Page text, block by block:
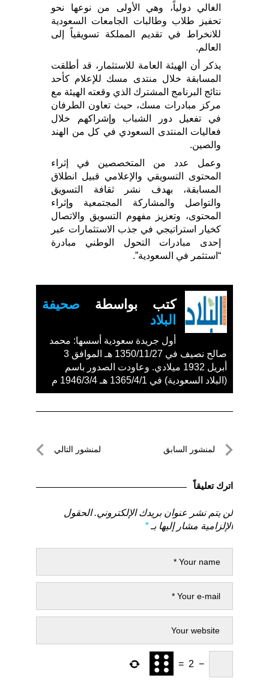
الغالي دولياً، وهي الأولى من نوعها نحو
تحفيز طلاب وطالبات الجامعات السعودية
للانخراط في تقديم المملكة تسويقياً إلى
العالم.
يذكر أن الهيئة العامة للاستثمار، قد أطلقت
المسابقة خلال منتدى مسك للإعلام كأحد
نتائج البرنامج المشترك الذي وقعته الهيئة مع
مركز مبادرات مسك، حيث تعاون الطرفان
في تفعيل دور الشباب وإشراكهم خلال
فعاليات المنتدى السعودي في كل من الهند
والصين.
وعمل عدد من المتخصصين في إثراء
المحتوى التسويقي والإعلامي قبيل انطلاق
المسابقة، بهدف نشر ثقافة التسويق
والتواصل والمشاركة المجتمعية وإثراء
المحتوى، وتعزيز مفهوم التسويق والاتصال
كخيار استراتيجي في جذب الاستثمارات عبر
إحدى مبادرات التحول الوطني مبادرة
“استثمر في السعودية”.
كتب بواسطة صحيفة
البلاد
أول جريدة سعودية أسسها: محمد
صالح نصيف في 1350/11/27 هـ الموافق 3
أبريل 1932 ميلادي. وعاودت الصدور باسم
(البلاد السعودية) في 1365/4/1 هـ 1946/3/4 م
تصفّحلمنشور السابق
السابق
لمنشور التالي
اترك تعليقاً
لن يتم نشر عنوان بريدك الإلكتروني. الحقول
الإلزامية مشار إليها بـ*
−
2
=